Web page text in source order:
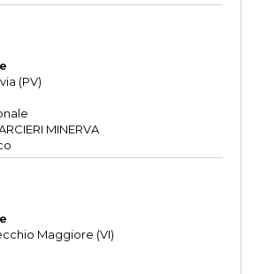
(PV)
MINERVA
Maggiore (VI)